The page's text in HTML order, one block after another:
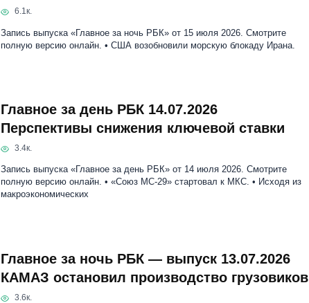
6.1к.
Запись выпуска «Главное за ночь РБК» от 15 июля 2026. Смотрите
полную версию онлайн. • США возобновили морскую блокаду Ирана.
Главное за день РБК 14.07.2026
Перспективы снижения ключевой ставки
3.4к.
Запись выпуска «Главное за день РБК» от 14 июля 2026. Смотрите
полную версию онлайн. • «Союз МС-29» стартовал к МКС. • Исходя из
макроэкономических
Главное за ночь РБК — выпуск 13.07.2026
КАМАЗ остановил производство грузовиков
3.6к.